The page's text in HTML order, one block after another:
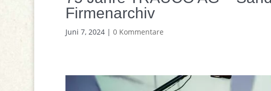
Firmenarchiv
Juni 7, 2024| 0 Kommentare